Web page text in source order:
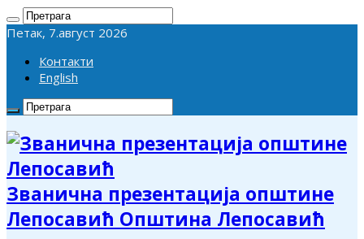
Петак, 7.август 2026
Контакти
English
Званична презентација општине
Лепосавић Општина Лепосавић